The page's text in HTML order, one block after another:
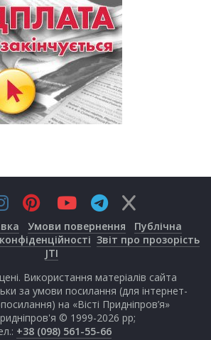
Умови повернення
Публічна
Звіт про прозорість
JTI
Використання матеріалів сайта
за умови посилання (для інтернет-
на «Вісті Придніпров’я»
© 1999-2026 рр;
+38 (098) 561-55-66